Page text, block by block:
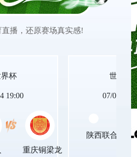
，都能被清晰珍藏，成为岁月里温
播，还原赛场真实感!
杯
19:00
重庆铜梁龙
世界杯
07/04
陕西联合月亮